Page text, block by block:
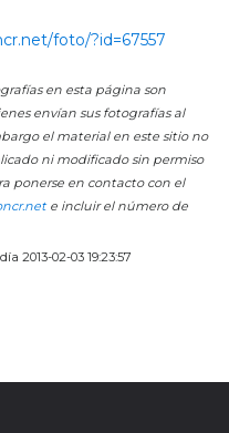
foto/?id=67557
en esta página son
envían sus fotografías al
el material en este sitio no
ni modificado sin permiso
ponerse en contacto con el
e incluir el número de
2013-02-03 19:23:57